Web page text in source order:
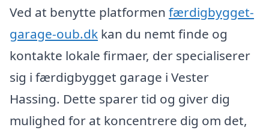
Ved at benytte platformen færdigbygget-
garage-oub.dk kan du nemt finde og
kontakte lokale firmaer, der specialiserer
sig i færdigbygget garage i Vester
Hassing. Dette sparer tid og giver dig
mulighed for at koncentrere dig om det,